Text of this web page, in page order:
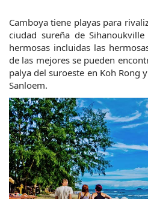
Camboya tiene playas para
ciudad sureña de
hermosas incluidas las
de las mejores se pueden
palya del suroeste en Koh Rong
Sanloem.